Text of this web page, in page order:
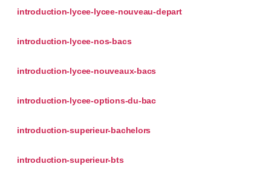
introduction-lycee-lycee-nouveau-depart
introduction-lycee-nos-bacs
introduction-lycee-nouveaux-bacs
introduction-lycee-options-du-bac
introduction-superieur-bachelors
introduction-superieur-bts